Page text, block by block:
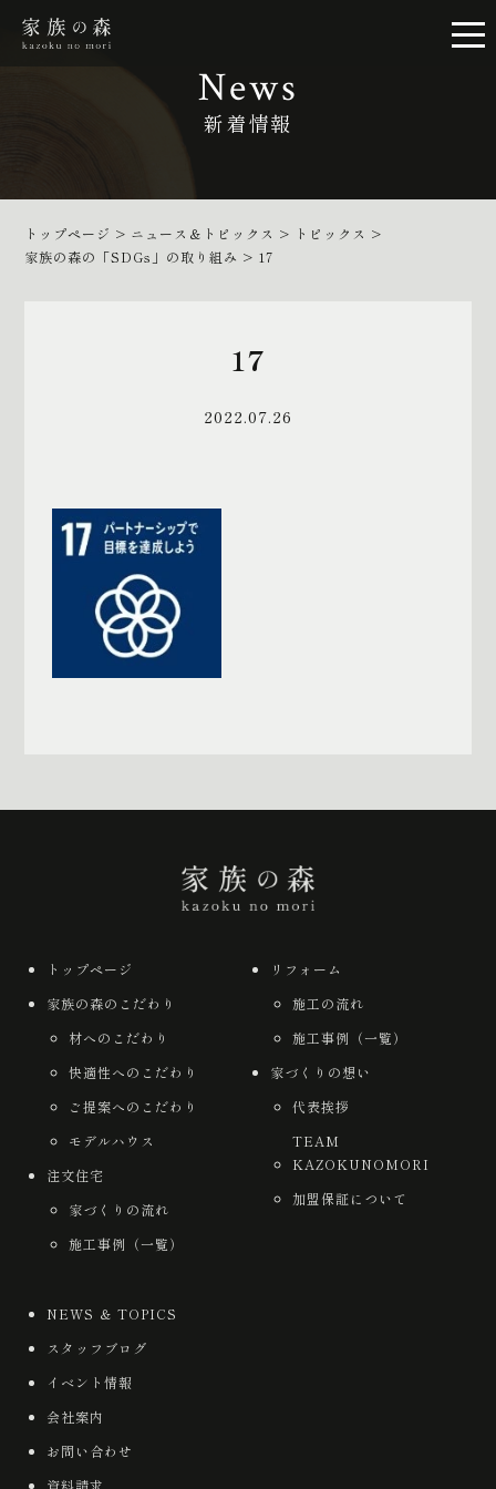
News
新着情報
トップページ > ニュース＆トピックス > トピックス >
家族の森の「SDGs」の取り組み > 17
17
2022.07.26
トップページ
家族の森のこだわり
材へのこだわり
快適性へのこだわり
ご提案へのこだわり
モデルハウス
注文住宅
家づくりの流れ
施工事例（一覧）
リフォーム
施工の流れ
施工事例（一覧）
家づくりの想い
代表挨拶
TEAM
KAZOKUNOMORI
加盟保証について
NEWS ＆ TOPICS
スタッフブログ
イベント情報
会社案内
お問い合わせ